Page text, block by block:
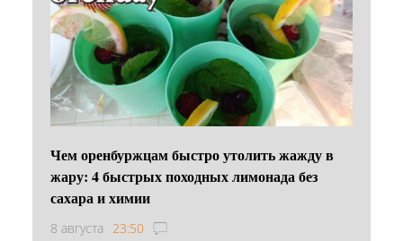
Чем оренбуржцам быстро утолить жажду в
жару: 4 быстрых походных лимонада без
сахара и химии
8 августа 23:50